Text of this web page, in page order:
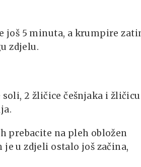
još 5 minuta, a krumpire
zdjelu.
2 žličice češnjaka i žličicu
prebacite na pleh obložen
je u zdjeli ostalo još začina,